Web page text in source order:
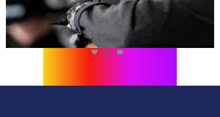
216 1